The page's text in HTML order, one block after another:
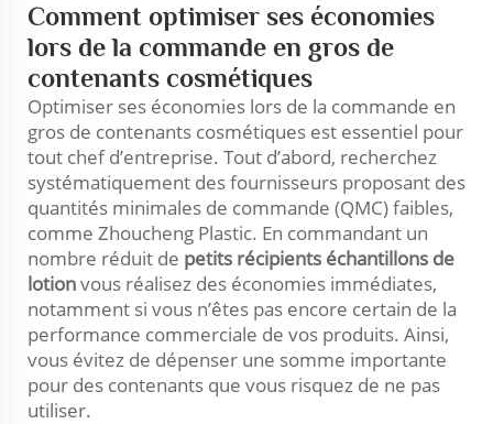
Comment optimiser ses économies
lors de la commande en gros de
contenants cosmétiques
Optimiser ses économies lors de la commande en
gros de contenants cosmétiques est essentiel pour
tout chef d’entreprise. Tout d’abord, recherchez
systématiquement des fournisseurs proposant des
quantités minimales de commande (QMC) faibles,
comme Zhoucheng Plastic. En commandant un
nombre réduit de petits récipients échantillons de
lotionvous réalisez des économies immédiates,
notamment si vous n’êtes pas encore certain de la
performance commerciale de vos produits. Ainsi,
vous évitez de dépenser une somme importante
pour des contenants que vous risquez de ne pas
utiliser.